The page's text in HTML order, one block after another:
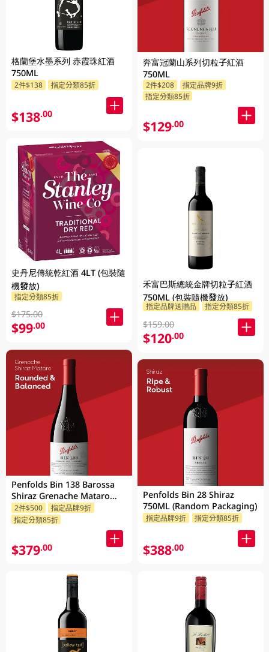
格蘭堡水墨系列 赤霞珠紅酒
750ML
2件$138 指定分類85折
$138.00
史丹尼傳統乾紅酒 4LT (包裝隨
機發放)
指定分類85折
$175.00
$99.00
Penfolds Bin 138 Barossa
Shiraz Grenache Mataro
750ML
2件$500
指定品牌9折
指定分類85折
$379.00
奔富冠蘭山系列切粒子紅酒
750ML
2件$208
指定品牌9折
指定分類85折
$129.00
禾富巴斯總統金牌切粒子紅酒
750ML (包裝隨機發放)
指定品牌送贈品 指定分類85折
$159.00
$120.00
Penfolds Bin 28 Shiraz
750ML (Random Packaging)
指定品牌9折 指定分類85折
$388.00